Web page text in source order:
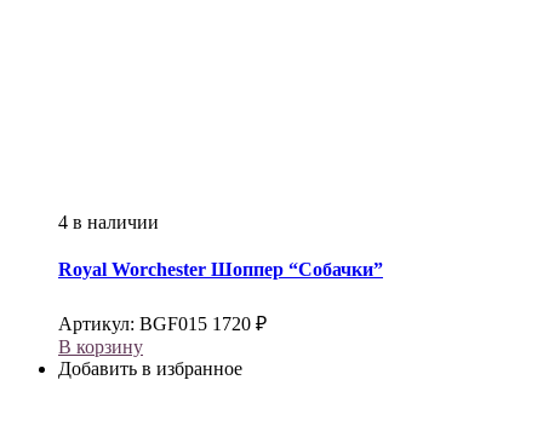
4 в наличии
Royal Worchester Шоппер “Собачки”
Артикул: BGF015 1720 ₽
В корзину
Добавить в избранное